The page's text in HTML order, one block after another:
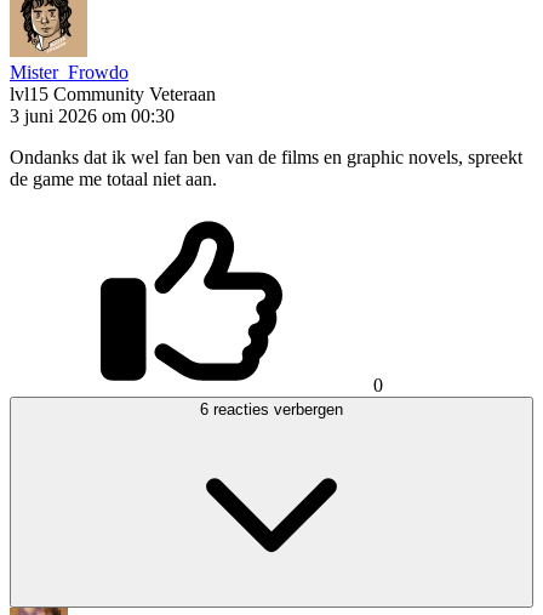
Mister_Frowdo
lvl15 Community Veteraan
3 juni 2026 om 00:30
Ondanks dat ik wel fan ben van de films en graphic novels, spreekt
de game me totaal niet aan.
0
6 reacties verbergen